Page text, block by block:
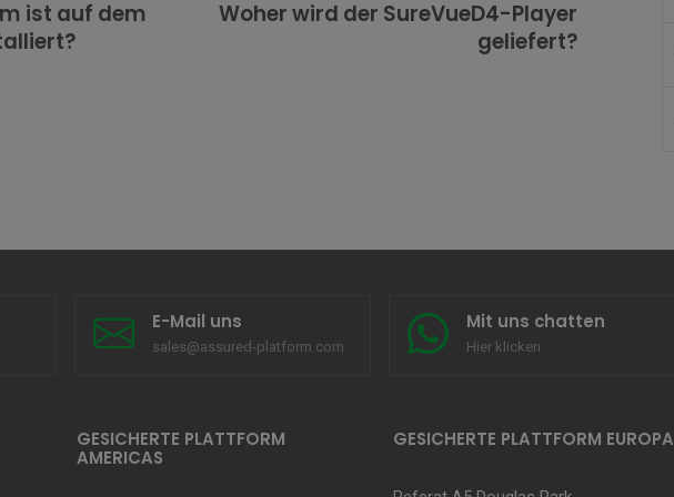
ist auf dem
Woher wird der SureVueD4-Player
geliefert?
E-Mail uns
sales@assured-platform.com
Mit uns chatten
Hier klicken
GESICHERTE PLATTFORM
AMERICAS
GESICHERTE PLATTFORM EUROPA